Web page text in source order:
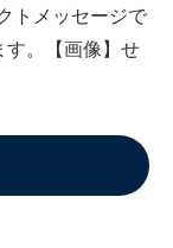
トメッセージで
す。【画像】せ